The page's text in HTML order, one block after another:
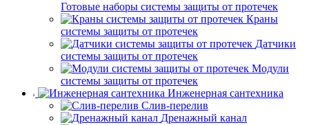
Готовые наборы системы защиты от протечек
Краны
системы защиты от протечек
Датчики
системы защиты от протечек
Модули
системы защиты от протечек
Инженерная сантехника
Слив-перелив
Дренажный канал